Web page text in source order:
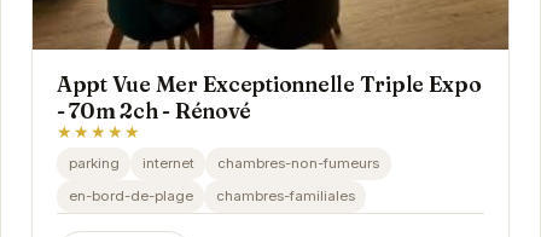
Appt Vue Mer Exceptionnelle Triple Expo
- 70m 2ch - Rénové
★★★★★
parking internet
chambres-non-fumeurs
en-bord-de-plage
chambres-familiales